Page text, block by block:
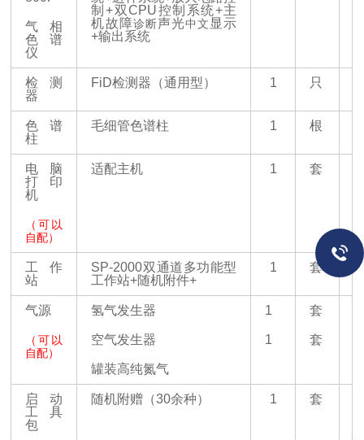
气相
色谱
仪
制+双CPU控制系统+主
机故障诊断声光中文 显示
+输出系统
检测
器
FiD检测器（通用型） 1 只
色谱
柱
毛细管色谱柱 1 根
电脑
打印
机
（可以
自配）
适配主机 1 套
工作
站
SP-2000双通道多功能型
工作站+随机附件+
1 套
气源
（可以
自配）
氢气发生器
空气发生器
罐装高纯氮气
1
1
套
套
启动
工具
包
随机附赠（30余种） 1 套